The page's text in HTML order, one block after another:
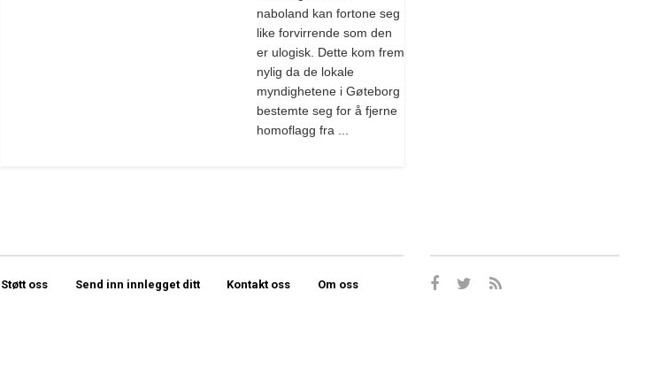
naboland kan fortone seg
like forvirrende som den
er ulogisk. Dette kom frem
nylig da de lokale
myndighetene i Gøteborg
bestemte seg for å fjerne
homoflagg fra ...
Støtt oss Send inn innlegget ditt Kontakt oss Om oss